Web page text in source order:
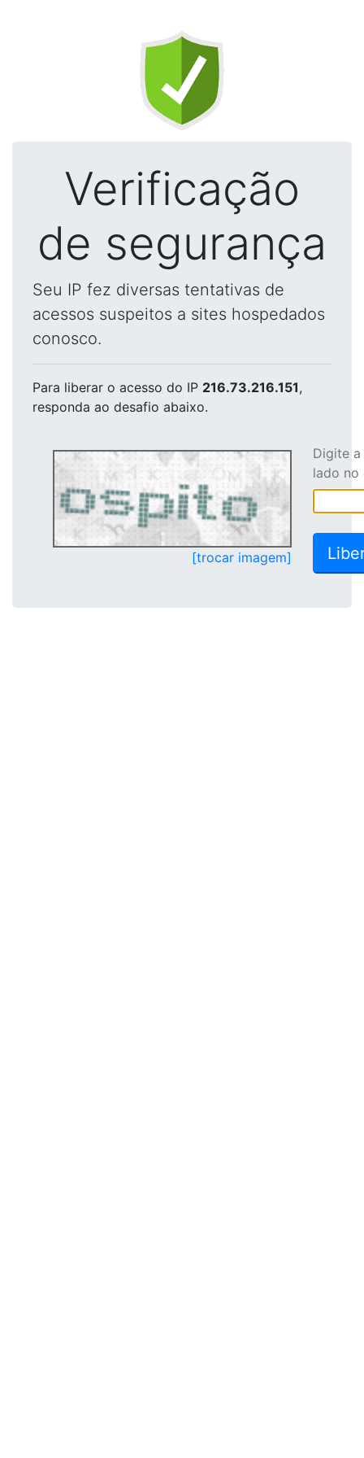
Verificação
de segurança
Seu IP fez diversas tentativas de
acessos suspeitos a sites hospedados
conosco.
Para liberar o acesso do IP 216.73.216.151,
responda ao desafio abaixo.
[trocar imagem]
Digite
lado no